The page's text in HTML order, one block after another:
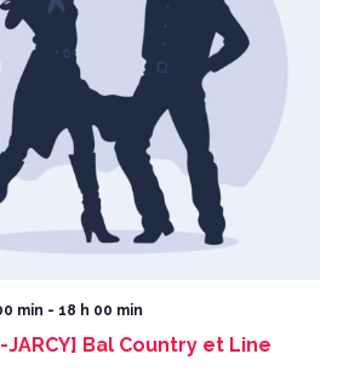
min - 18 h 00 min
JARCY] Bal Country et Line